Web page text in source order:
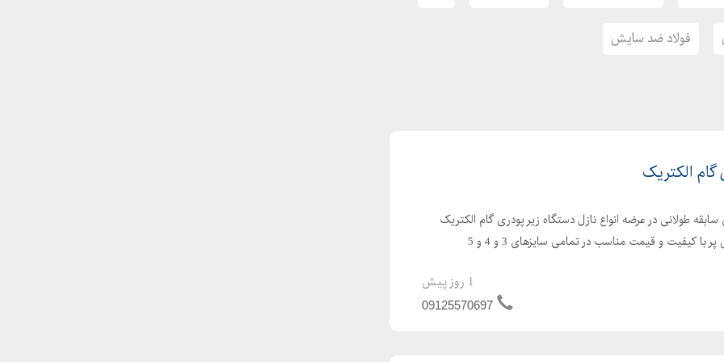
شالوده تهیه ورقهای برشی است.
اشاره نمود.
فولاد ضد سایش
گام الکتریک
سابقه طولانی در عرضه انواع نازل دستگاه زیر پودری گام الکتریک
و قیمت مناسب در تمامی سایزهای 3 و 4 و 5
1 روز پیش
09125570697